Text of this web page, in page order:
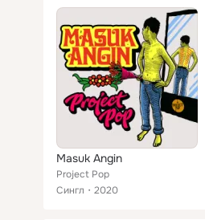
Masuk Angin
Project Pop
Сингл
2020